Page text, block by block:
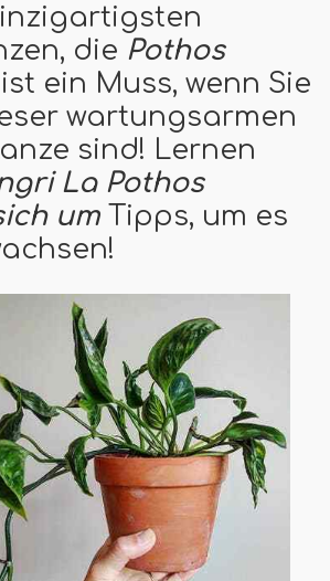
die Pothos
ein Muss, wenn Sie
wartungsarmen
sind! Lernen
La Pothos
um Tipps, um es